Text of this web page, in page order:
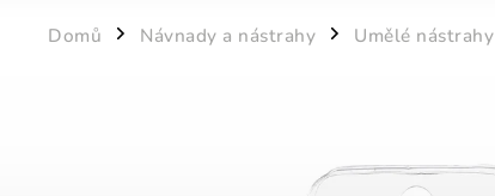
Domů / Návnady a nástrahy / Umělé nástrahy